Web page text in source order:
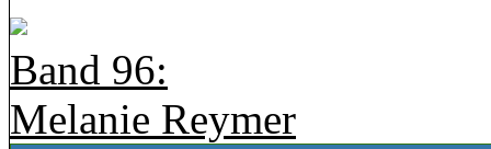
Band 96:
Melanie Reymer